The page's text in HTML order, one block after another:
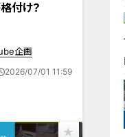
付け？
企画
2026/07/01 11:59